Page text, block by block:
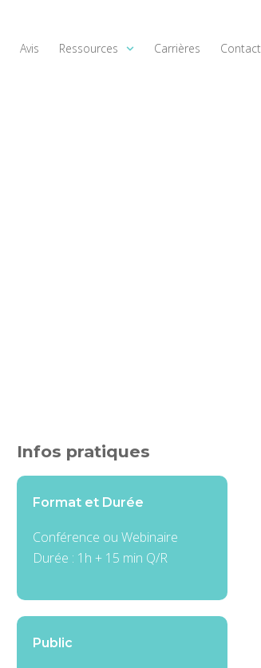
Avis Ressources Carrières Contact
Infos pratiques
Format et Durée
Conférence ou Webinaire
Durée : 1h + 15 min Q/R
Public